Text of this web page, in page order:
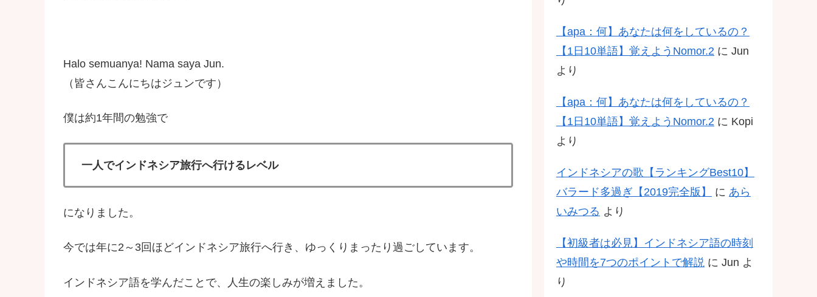
Halo semuanya! Nama saya Jun.
（皆さんこんにちはジュンです）
僕は約1年間の勉強で
一人でインドネシア旅行へ行けるレベル
になりました。
今では年に2～3回ほどインドネシア旅行へ行き、ゆっくりまったり過ごしています。
インドネシア語を学んだことで、人生の楽しみが増えました。
【apa：何】あなたは何をしているの？
【1日10単語】覚えようNomor.2 に Jun
より
【apa：何】あなたは何をしているの？
【1日10単語】覚えようNomor.2 に Kopi
より
インドネシアの歌【ランキングBest10】
バラード多過ぎ【2019完全版】
に あら
いみつる より
【初級者は必見】インドネシア語の時刻
や時間を7つのポイントで解説 に Jun よ
り